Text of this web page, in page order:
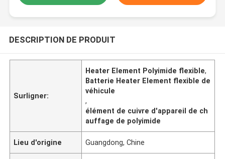
DESCRIPTION DE PRODUIT
Surligner:
Heater Element Polyimide flexible,
Batterie Heater Element flexible de
véhicule
,
élément de cuivre d'appareil de ch
auffage de polyimide
Lieu d'origine Guangdong, Chine